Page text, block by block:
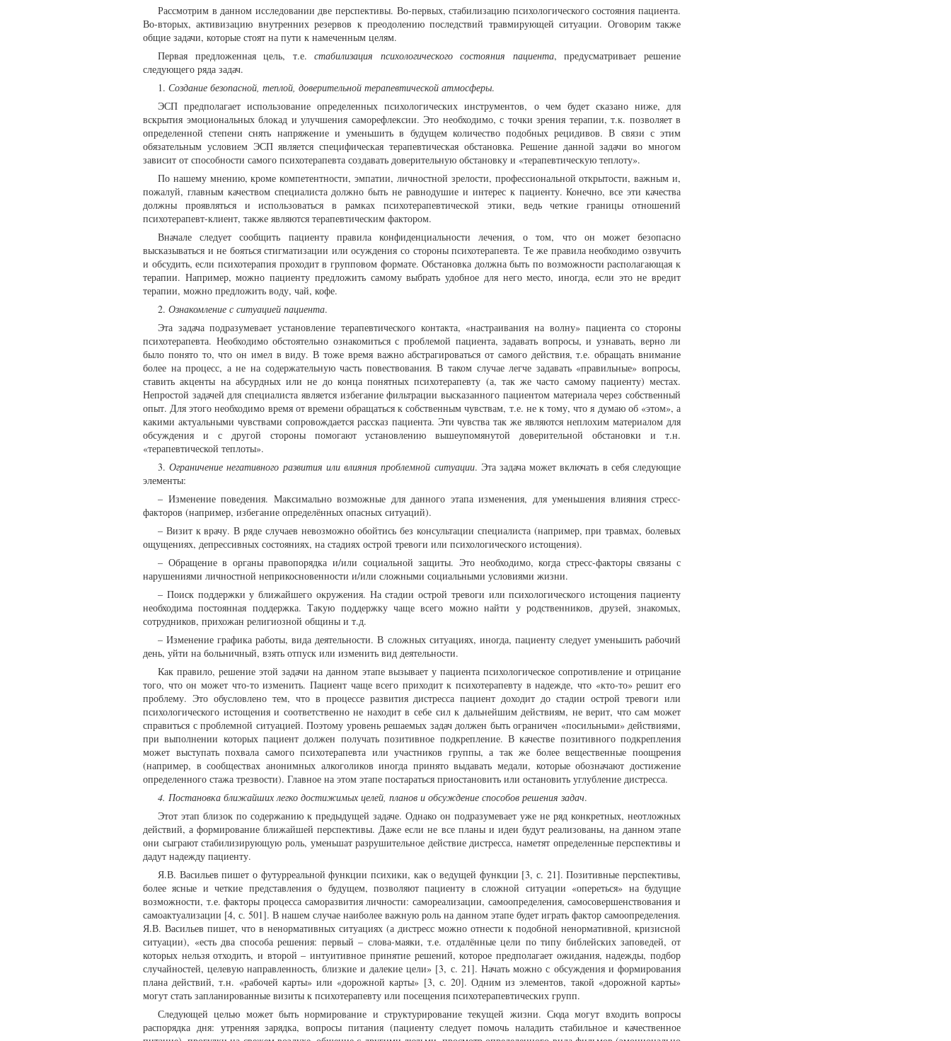
Рассмотрим в данном исследовании две перспективы. Во-первых, стабилизацию психологического состояния пациента.
Во-вторых, активизацию внутренних резервов к преодолению последствий травмирующей ситуации. Оговорим также
общие задачи, которые стоят на пути к намеченным целям.
Первая предложенная цель, т.е.стабилизация психологического состояния пациента, предусматривает решение
следующего ряда задач.
1. Создание безопасной, теплой, доверительной терапевтической атмосферы.
ЭСП предполагает использование определенных психологических инструментов, о чем будет сказано ниже, для
вскрытия эмоциональных блокад и улучшения саморефлексии. Это необходимо, с точки зрения терапии, т.к. позволяет в
определенной степени снять напряжение и уменьшить в будущем количество подобных рецидивов. В связи с этим
обязательным условием ЭСП является специфическая терапевтическая обстановка. Решение данной задачи во многом
зависит от способности самого психотерапевта создавать доверительную обстановку и «терапевтическую теплоту».
По нашему мнению, кроме компетентности, эмпатии, личностной зрелости, профессиональной открытости, важным и,
пожалуй, главным качеством специалиста должно быть не равнодушие и интерес к пациенту. Конечно, все эти качества
должны проявляться и использоваться в рамках психотерапевтической этики, ведь четкие границы отношений
психотерапевт-клиент, также являются терапевтическим фактором.
Вначале следует сообщить пациенту правила конфиденциальности лечения, о том, что он может безопасно
высказываться и не бояться стигматизации или осуждения со стороны психотерапевта. Те же правила необходимо озвучить
и обсудить, если психотерапия проходит в групповом формате. Обстановка должна быть по возможности располагающая к
терапии. Например, можно пациенту предложить самому выбрать удобное для него место, иногда, если это не вредит
терапии, можно предложить воду, чай, кофе.
2. Ознакомление с ситуацией пациента.
Эта задача подразумевает установление терапевтического контакта, «настраивания на волну» пациента со стороны
психотерапевта. Необходимо обстоятельно ознакомиться с проблемой пациента, задавать вопросы, и узнавать, верно ли
было понято то, что он имел в виду. В тоже время важно абстрагироваться от самого действия, т.е. обращать внимание
более на процесс, а не на содержательную часть повествования. В таком случае легче задавать «правильные» вопросы,
ставить акценты на абсурдных или не до конца понятных психотерапевту (а, так же часто самому пациенту) местах.
Непростой задачей для специалиста является избегание фильтрации высказанного пациентом материала через собственный
опыт. Для этого необходимо время от времени обращаться к собственным чувствам, т.е. не к тому, что я думаю об «этом», а
какими актуальными чувствами сопровождается рассказ пациента. Эти чувства так же являются неплохим материалом для
обсуждения и с другой стороны помогают установлению вышеупомянутой доверительной обстановки и т.н.
«терапевтической теплоты».
3. Ограничение негативного развития или влияния проблемной ситуации. Эта задача может включать в себя следующие
элементы:
– Изменение поведения. Максимально возможные для данного этапа изменения, для уменьшения влияния стресс-
факторов (например, избегание определённых опасных ситуаций).
– Визит к врачу. В ряде случаев невозможно обойтись без консультации специалиста (например, при травмах, болевых
ощущениях, депрессивных состояниях, на стадиях острой тревоги или психологического истощения).
– Обращение в органы правопорядка и/или социальной защиты. Это необходимо, когда стресс-факторы связаны с
нарушениями личностной неприкосновенности и/или сложными социальными условиями жизни.
– Поиск поддержки у ближайшего окружения. На стадии острой тревоги или психологического истощения пациенту
необходима постоянная поддержка. Такую поддержку чаще всего можно найти у родственников, друзей, знакомых,
сотрудников, прихожан религиозной общины и т.д.
– Изменение графика работы, вида деятельности. В сложных ситуациях, иногда, пациенту следует уменьшить рабочий
день, уйти на больничный, взять отпуск или изменить вид деятельности.
Как правило, решение этой задачи на данном этапе вызывает у пациента психологическое сопротивление и отрицание
того, что он может что-то изменить. Пациент чаще всего приходит к психотерапевту в надежде, что «кто-то» решит его
проблему. Это обусловлено тем, что в процессе развития дистресса пациент доходит до стадии острой тревоги или
психологического истощения и соответственно не находит в себе сил к дальнейшим действиям, не верит, что сам может
справиться с проблемной ситуацией. Поэтому уровень решаемых задач должен быть ограничен «посильными» действиями,
при выполнении которых пациент должен получать позитивное подкрепление. В качестве позитивного подкрепления
может выступать похвала самого психотерапевта или участников группы, а так же более вещественные поощрения
(например, в сообществах анонимных алкоголиков иногда принято выдавать медали, которые обозначают достижение
определенного стажа трезвости). Главное на этом этапе постараться приостановить или остановить углубление дистресса.
4. Постановка ближайших легко достижимых целей, планов и обсуждение способов решения задач.
Этот этап близок по содержанию к предыдущей задаче. Однако он подразумевает уже не ряд конкретных, неотложных
действий, а формирование ближайшей перспективы. Даже если не все планы и идеи будут реализованы, на данном этапе
они сыграют стабилизирующую роль, уменьшат разрушительное действие дистресса, наметят определенные перспективы и
дадут надежду пациенту.
Я.В. Васильев пишет о футурреальной функции психики, как о ведущей функции [3, с. 21]. Позитивные перспективы,
более ясные и четкие представления о будущем, позволяют пациенту в сложной ситуации «опереться» на будущие
возможности, т.е. факторы процесса саморазвития личности: самореализации, самоопределения, самосовершенствования и
самоактуализации [4, с. 501]. В нашем случае наиболее важную роль на данном этапе будет играть фактор самоопределения.
Я.В. Васильев пишет, что в ненормативных ситуациях (а дистресс можно отнести к подобной ненормативной, кризисной
ситуации), «есть два способа решения: первый – слова-маяки, т.е. отдалённые цели по типу библейских заповедей, от
которых нельзя отходить, и второй – интуитивное принятие решений, которое предполагает ожидания, надежды, подбор
случайностей, целевую направленность, близкие и далекие цели» [3, с. 21]. Начать можно с обсуждения и формирования
плана действий, т.н. «рабочей карты» или «дорожной карты» [3, с. 20]. Одним из элементов, такой «дорожной карты»
могут стать запланированные визиты к психотерапевту или посещения психотерапевтических групп.
Следующей целью может быть нормирование и структурирование текущей жизни. Сюда могут входить вопросы
распорядка дня: утренняя зарядка, вопросы питания (пациенту следует помочь наладить стабильное и качественное